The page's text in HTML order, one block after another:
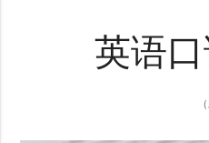
英语